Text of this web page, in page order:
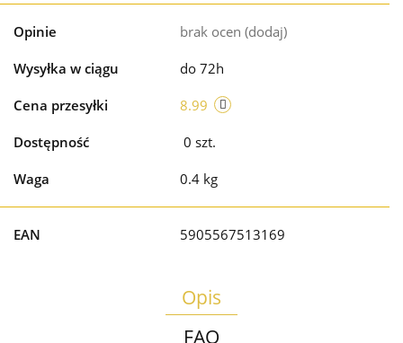
Opinie brak ocen (dodaj)
Wysyłka w ciągu do 72h
Cena przesyłki 8.99
Dostępność 0 szt.
Waga 0.4 kg
EAN 5905567513169
Opis
FAQ